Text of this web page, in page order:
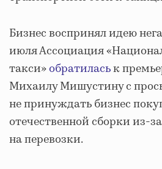
Бизнес воспринял идею
июля Ассоциация
такси»обратиласьк
Михаилу Мишустину с
не принуждать бизнес
отечественной сборки из-
на перевозки.